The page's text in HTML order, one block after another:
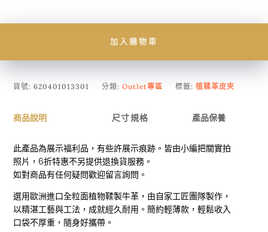
加入購物車
貨號:620401013301 分類:Outlet專區 標籤:植鞣革皮夾
商品說明 尺寸規格 產品保養
此產品為展示福利品，有些許展示痕跡。皆由小編把關實拍
照片，6折特惠不另提供退換貨服務。
如對商品有任何疑問歡迎留言詢問。
選用歐洲進口全粒面植物鞣製牛革，由自家工匠團隊製作，
以精湛工藝與工法，成就經久耐用。簡約輕薄款，輕鬆收入
口袋不厚重，隨身好攜帶。